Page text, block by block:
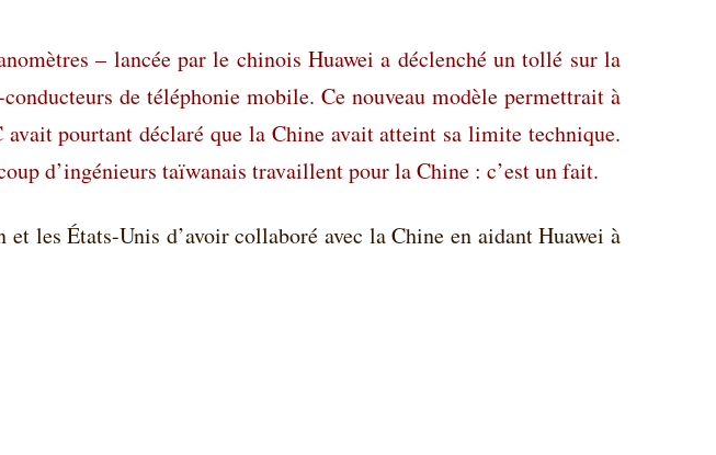
– lancée par le chinois Huawei a déclenché un tollé sur la
de téléphonie mobile. Ce nouveau modèle permettrait à
avait pourtant déclaré que la Chine avait atteint sa limite technique.
d’ingénieurs taïwanais travaillent pour la Chine : c’est un fait.
et les États-Unis d’avoir collaboré avec la Chine en aidant Huawei à